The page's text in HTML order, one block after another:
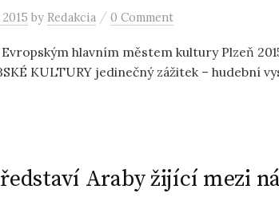
by Redakcia / 0 Comment
hlavním městem kultury Plzeň
KULTURY jedinečný zážitek – hudební
Araby žijící mezi